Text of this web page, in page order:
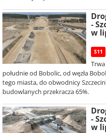
-
w
S11
południe od Bobolic, od węzła
tego miasta, do obwodnicy
budowlanych przekracza 65%.
-
w